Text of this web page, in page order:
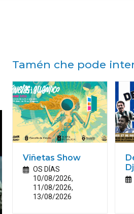
Tamén che pode
Viñetas Show
OS DÍAS
10/08/2026,
11/08/2026,
13/08/2026